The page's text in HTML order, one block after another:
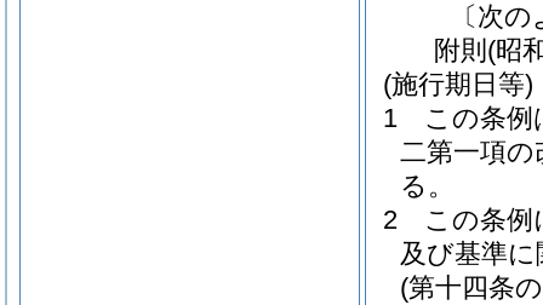
〔次
附則 (昭
(施行期日等)
1
この条例
二第一項の
る。
2
この条例
及び基準
(第十四条